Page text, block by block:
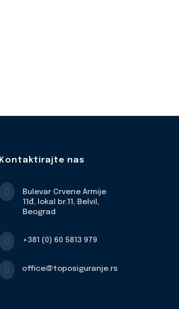
Kontaktirajte nas

Bulevar Crvene Armije
11đ, lokal br.11, Belvil,
Beograd
 +381 (0) 60 5813 979
 office@toposiguranje.rs